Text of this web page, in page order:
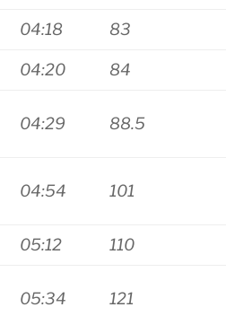
04:18 83
04:20 84
04:29 88.5
04:54 101
05:12 110
05:34 121